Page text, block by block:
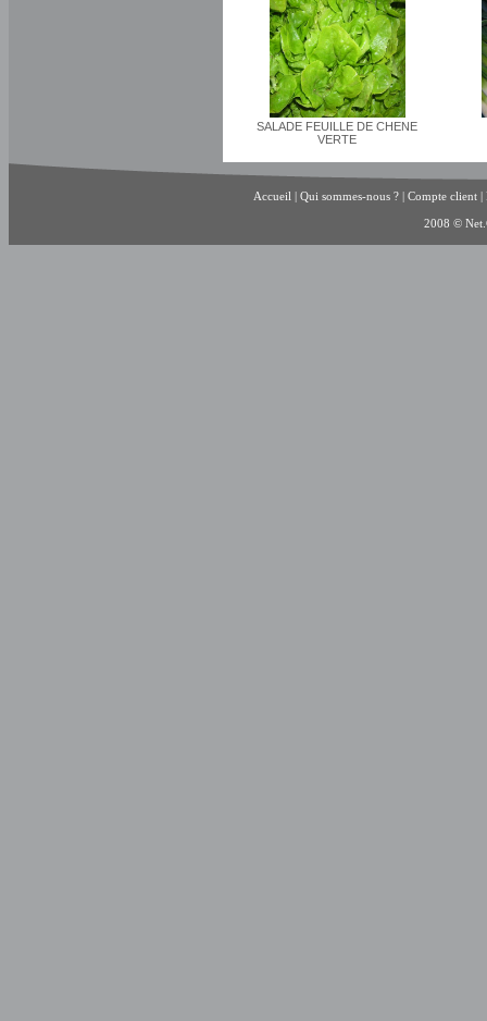
SALADE FEUILLE DE CHENE
VERTE
Accueil Qui sommes-nous ?| Compte client
2008 ©